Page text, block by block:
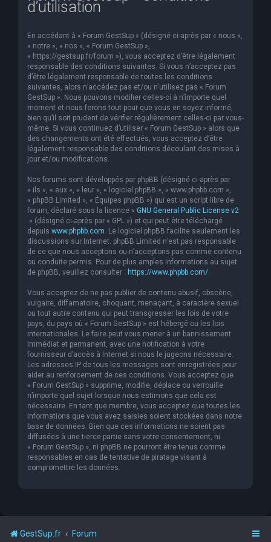
d’utilisation
En accédant à « Forum GestSup » (désigné ci-après par « nous »,
« notre », « nos », « Forum GestSup »,
« https://gestsup.fr/forum »), vous acceptez d’être légalement
responsable des conditions suivantes. Si vous n’acceptez pas
d’être légalement responsable de toutes les conditions
suivantes, alors n’accédez pas et/ou n’utilisez pas « Forum
GestSup ». Nous pouvons modifier celles-ci à n’importe quel
moment et nous ferons tout pour que vous en soyez informé,
bien qu’il soit prudent de vérifier régulièrement celles-ci par vous-
même. Si vous continuez d’utiliser « Forum GestSup » alors que
des changements ont été effectués, vous acceptez d’être
légalement responsable des conditions découlant des mises à
jour et/ou modifications.
Nos forums sont développés par phpBB (désigné ci-après par
« ils », « eux », « leur », « logiciel phpBB », « www.phpbb.com »,
« phpBB Limited », « Équipes phpBB ») qui est un script libre de
forum, déclaré sous la licence « GNU General Public License v2
» (désigné ci-après par « GPL ») et qui peut être téléchargé
depuis www.phpbb.com. Le logiciel phpBB facilite seulement les
discussions sur Internet. phpBB Limited n’est pas responsable
de ce que nous acceptons ou n’acceptons pas comme contenu
ou conduite permis. Pour de plus amples informations au sujet
de phpBB, veuillez consulter : https://www.phpbb.com/.
Vous acceptez de ne pas publier de contenu abusif, obscène,
vulgaire, diffamatoire, choquant, menaçant, à caractère sexuel
ou tout autre contenu qui peut transgresser les lois de votre
pays, du pays où « Forum GestSup » est hébergé ou les lois
internationales. Le faire peut vous mener à un bannissement
immédiat et permanent, avec une notification à votre
fournisseur d’accès à Internet si nous le jugeons nécessaire.
Les adresses IP de tous les messages sont enregistrées pour
aider au renforcement de ces conditions. Vous acceptez que
« Forum GestSup » supprime, modifie, déplace ou verrouille
n’importe quel sujet lorsque nous estimons que cela est
nécessaire. En tant que membre, vous acceptez que toutes les
informations que vous avez saisies soient stockées dans notre
base de données. Bien que ces informations ne soient pas
diffusées à une tierce partie sans votre consentement, ni
« Forum GestSup », ni phpBB ne pourront être tenus comme
responsables en cas de tentative de piratage visant à
compromettre les données.
GestSup.fr Forum